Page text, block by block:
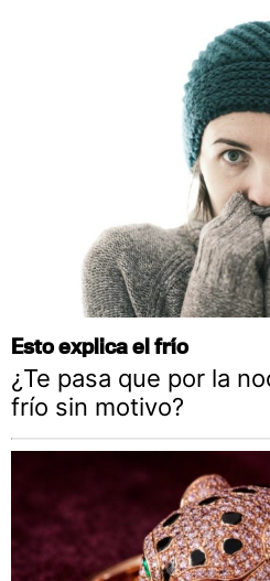
Esto explica el frío
¿Te pasa que por la
frío sin motivo?